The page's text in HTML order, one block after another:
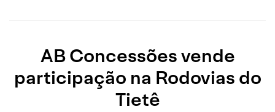
AB Concessões vende
participação na Rodovias do
Tietê